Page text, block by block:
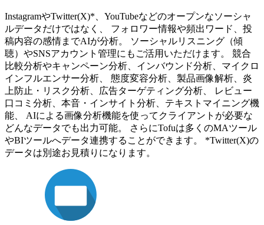
InstagramやTwitter(X)*、YouTubeなどのオープンなソーシャ
ルデータだけではなく、 フォロワー情報や頻出ワード、投
稿内容の感情までAIが分析。 ソーシャルリスニング（傾
聴）やSNSアカウント管理にもご活用いただけます。 競合
比較分析やキャンペーン分析、インバウンド分析、マイクロ
インフルエンサー分析、 態度変容分析、製品画像解析、炎
上防止・リスク分析、広告ターゲティング分析、 レビュー
口コミ分析、本音・インサイト分析、テキストマイニング機
能、 AIによる画像分析機能を使ってクライアントが必要な
どんなデータでも出力可能。 さらにTofuは多くのMAツール
やBIツールへデータ連携することができます。 *Twitter(X)の
データは別途お見積りになります。